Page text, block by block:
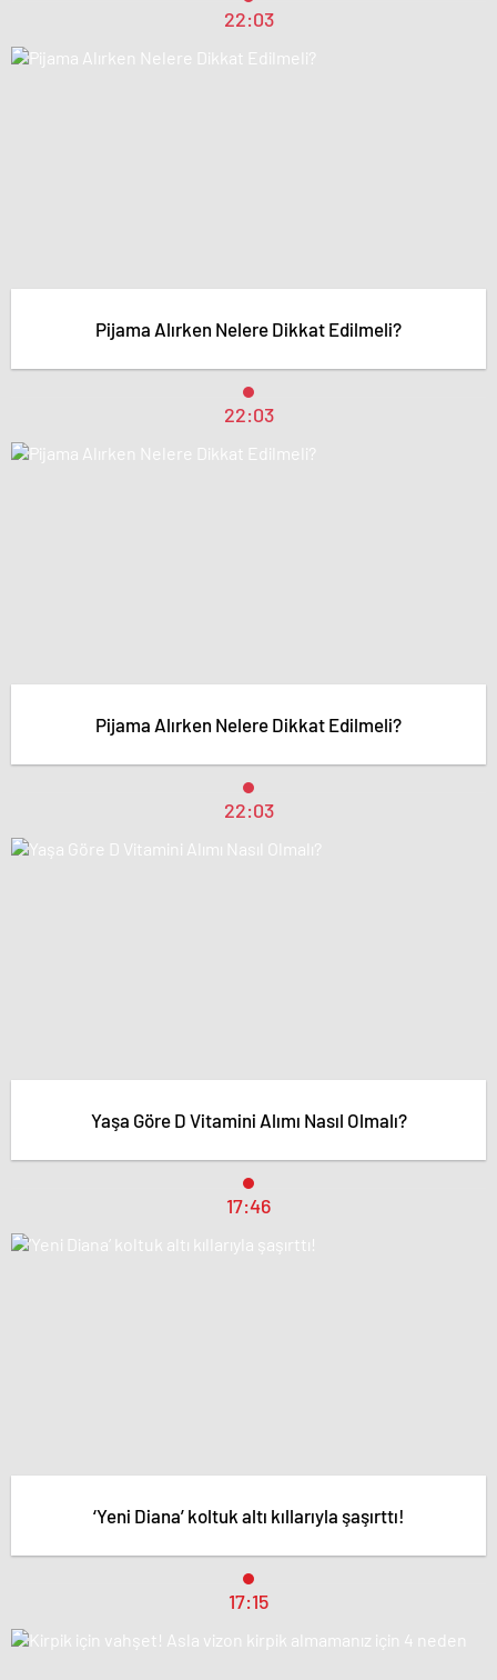
22:03
Pijama Alırken Nelere Dikkat Edilmeli?
22:03
Pijama Alırken Nelere Dikkat Edilmeli?
22:03
Yaşa Göre D Vitamini Alımı Nasıl Olmalı?
17:46
‘Yeni Diana’ koltuk altı kıllarıyla şaşırttı!
17:15